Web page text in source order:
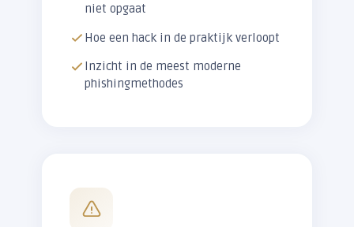
niet opgaat
Hoe een hack in de praktijk verloopt
Inzicht in de meest moderne
phishingmethodes